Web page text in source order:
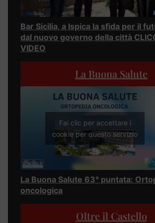
Bar Sicilia, a Ispica la sfida per il
dal nuovo governo della città
VIDEO
La Buona Salute
Fai clic per accettare i
cookie per questo servizio
La Buona Salute 63° puntata:
oncologica
Oltre il Castello